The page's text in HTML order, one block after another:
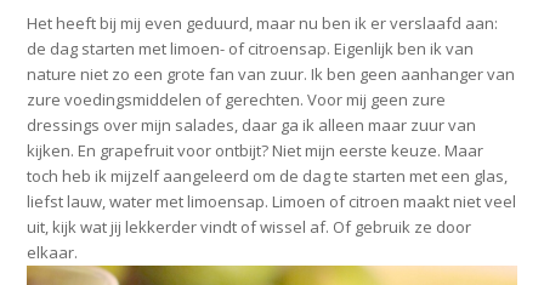
Het heeft bij mij even geduurd, maar nu ben ik er verslaafd aan:
de dag starten met limoen- of citroensap. Eigenlijk ben ik van
nature niet zo een grote fan van zuur. Ik ben geen aanhanger van
zure voedingsmiddelen of gerechten. Voor mij geen zure
dressings over mijn salades, daar ga ik alleen maar zuur van
kijken. En grapefruit voor ontbijt? Niet mijn eerste keuze. Maar
toch heb ik mijzelf aangeleerd om de dag te starten met een glas,
liefst lauw, water met limoensap. Limoen of citroen maakt niet veel
uit, kijk wat jij lekkerder vindt of wissel af. Of gebruik ze door
elkaar.